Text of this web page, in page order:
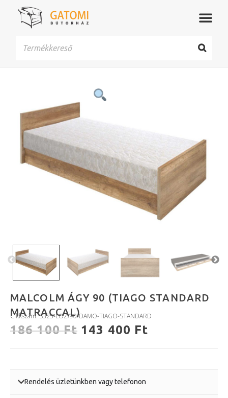
MALCOLM ÁGY 90 (TIAGO STANDARD
MATRACCAL)
Cikkszám: S325-LOZ/90-DAMO-TIAGO-STANDARD
186 100Ft 143 400 Ft
Rendelés üzletünkben vagy telefonon